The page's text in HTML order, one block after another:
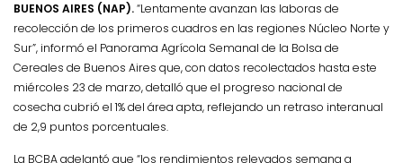
BUENOS AIRES (NAP).“Lentamente avanzan las laboras de
recolección de los primeros cuadros en las regiones Núcleo Norte y
Sur”, informó el Panorama Agrícola Semanal de la Bolsa de
Cereales de Buenos Aires que, con datos recolectados hasta este
miércoles 23 de marzo, detalló que el progreso nacional de
cosecha cubrió el 1% del área apta, reflejando un retraso interanual
de 2,9 puntos porcentuales.
La BCBA adelantó que “los rendimientos relevados semana a